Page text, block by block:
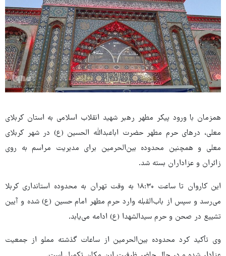
همزمان با ورود پیکر مطهر رهبر شهید انقلاب اسلامی به استان کربلای
معلی، درهای حرم مطهر حضرت اباعبدالله الحسین (ع) در شهر کربلای
معلی و همچنین محدوده بین‌الحرمین برای مدیریت مراسم به روی
زائران و عزاداران بسته شد.
این کاروان تا ساعت ۱۸:۳۰ به وقت تهران به محدوده استانداری کربلا
می‌رسد و سپس از باب‌القبله وارد حرم مطهر امام حسین (ع) شده و آیین
تشییع در صحن و حرم سیدالشهدا (ع) ادامه می‌یابد.
وی تأکید کرد محدوده بین‌الحرمین از ساعات گذشته مملو از جمعیت